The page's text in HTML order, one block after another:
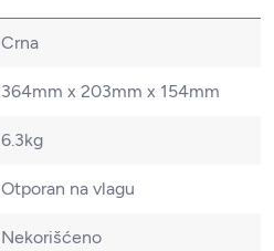
Crna
364mm x 203mm x 154mm
6.3kg
Otporan na vlagu
Nekorišćeno